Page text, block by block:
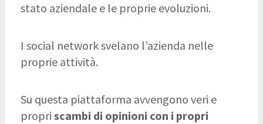
stato aziendale e le proprie evoluzioni.
I social network svelano l’azienda nelle
proprie attività.
Su questa piattaforma avvengono veri e
propri scambi di opinioni con i propri